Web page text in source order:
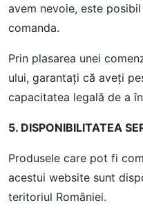
avem nevoie, este
comanda.
Prin plasarea unei
ului, garantați că aveţi
capacitatea legală de a
5. DISPONIBILITATEA
Produsele care pot fi
acestui website sunt
teritoriul României.